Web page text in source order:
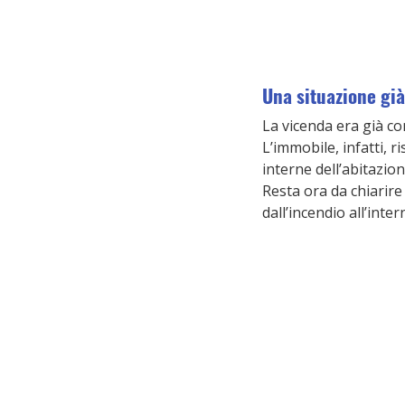
Una situazione
La vicenda era già
L’immobile, infatti,
interne
Resta ora da
dall’incendio